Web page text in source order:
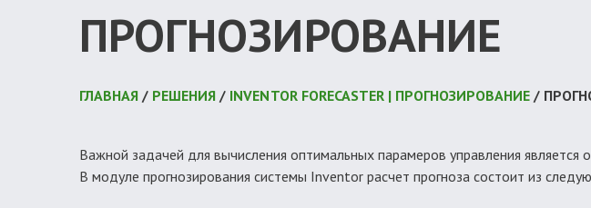
ПРОГНОЗИРОВАНИЕ
ГЛАВНАЯ / РЕШЕНИЯ / INVENTOR FORECASTER | ПРОГНОЗИРОВАНИЕ /
Важной задачей для вычисления оптимальных парамеров управления является
В модуле прогнозирования системы Inventor расчет прогноза состоит из